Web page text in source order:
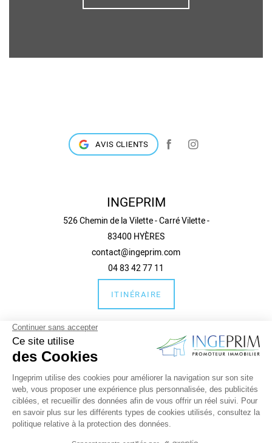
AVIS CLIENTS
INGEPRIM
526 Chemin de la Vilette - Carré Vilette -
83400 HYÈRES
contact@ingeprim.com
04 83 42 77 11
ITINÉRAIRE
Informations complémentaires
Mentions légales
Politique de confidentialité